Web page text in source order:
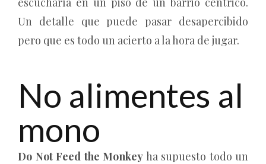
Un detalle que puede pasar desapercibido
pero que es todo un acierto a la hora de jugar.
No alimentes al
mono
Do Not Feed the Monkey ha supuesto todo un